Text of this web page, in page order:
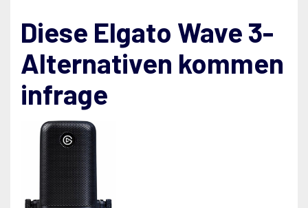
Diese Elgato Wave 3-
Alternativen kommen
infrage